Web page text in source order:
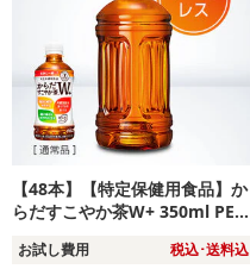
【48本】【特定保健用食品】か
らだすこやか茶W+ 350ml PET
お試し費用 税込･送料込